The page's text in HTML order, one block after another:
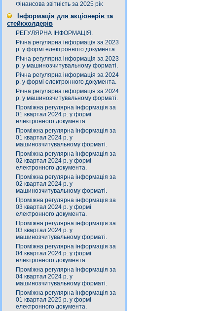
Фінансова звітність за 2025 рік
Інформація для акціонерів та
стейкхолдерів
РЕГУЛЯРНА ІНФОРМАЦІЯ.
Річна регулярна інформація за 2023
р. у формі електронного документа.
Річна регулярна інформація за 2023
р. у машинозчитувальному форматі.
Річна регулярна інформація за 2024
р. у формі електронного документа.
Річна регулярна інформація за 2024
р. у машинозчитувальному форматі.
Проміжна регулярна інформація за
01 квартал 2024 р. у формі
електронного документа.
Проміжна регулярна інформація за
01 квартал 2024 р. у
машинозчитувальному форматі.
Проміжна регулярна інформація за
02 квартал 2024 р. у формі
електронного документа.
Проміжна регулярна інформація за
02 квартал 2024 р. у
машинозчитувальному форматі.
Проміжна регулярна інформація за
03 квартал 2024 р. у формі
електронного документа.
Проміжна регулярна інформація за
03 квартал 2024 р. у
машинозчитувальному форматі.
Проміжна регулярна інформація за
04 квартал 2024 р. у формі
електронного документа.
Проміжна регулярна інформація за
04 квартал 2024 р. у
машинозчитувальному форматі.
Проміжна регулярна інформація за
01 квартал 2025 р. у формі
електронного документа.